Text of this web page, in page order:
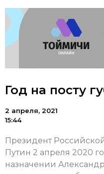
Год на посту
2 апреля, 2021
15:44
Президент
Путин 2 апреля 2020
назначении